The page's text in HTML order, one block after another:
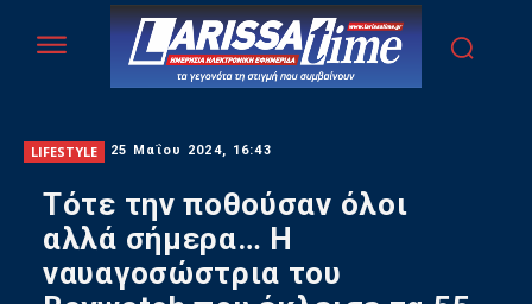
LIFESTYLE 25 Μαΐου 2024, 16:43
Τότε την ποθούσαν όλοι
αλλά σήμερα… Η
ναυαγοσώστρια του